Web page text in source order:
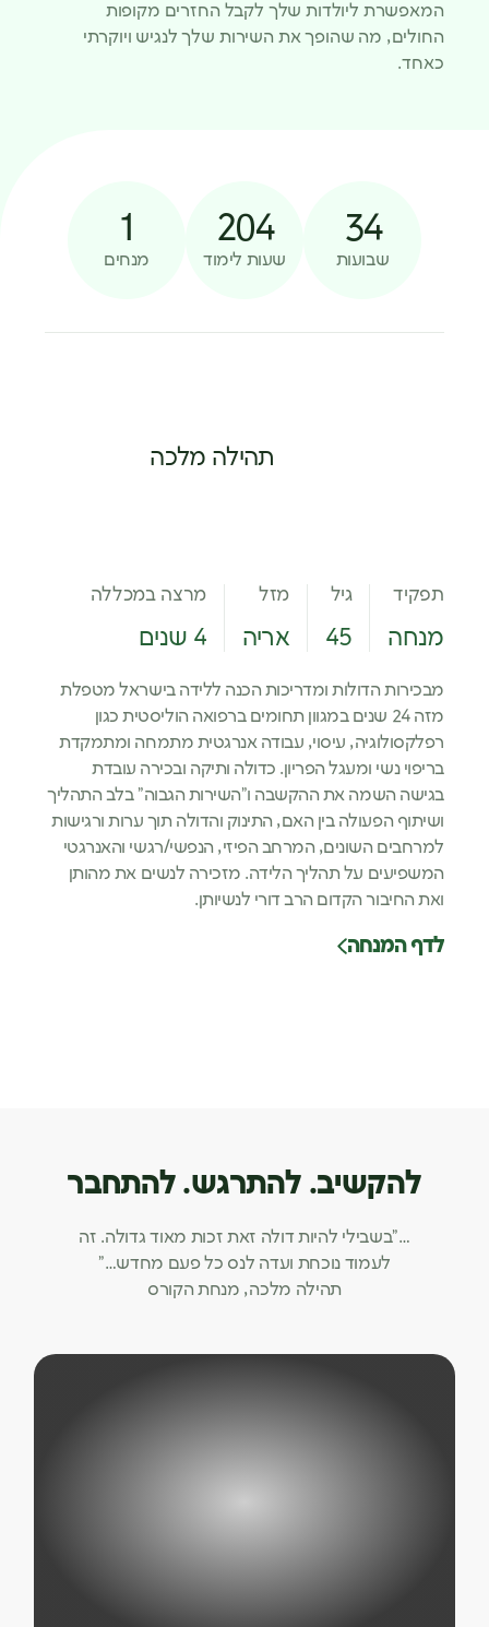
המאפשרת ליולדות שלך לקבל החזרים מקופות
החולים, מה שהופך את השירות שלך לנגיש ויוקרתי
כאחד.
34
שבועות
204
שעות לימוד
1
מנחים
תהילה מלכה
תפקיד
מנחה
גיל
45
מזל
אריה
מרצה במכללה
4 שנים
מבכירות הדולות ומדריכות הכנה ללידה בישראל מטפלת
מזה 24 שנים במגוון תחומים ברפואה הוליסטית כגון
רפלקסולוגיה, עיסוי, עבודה אנרגטית מתמחה ומתמקדת
בריפוי נשי ומעגל הפריון. כדולה ותיקה ובכירה עובדת
בגישה השמה את ההקשבה ו"השירות הגבוה" בלב התהליך
ושיתוף הפעולה בין האם, התינוק והדולה תוך ערות ורגישות
למרחבים השונים, המרחב הפיזי, הנפשי/רגשי והאנרגטי
המשפיעים על תהליך הלידה. מזכירה לנשים את מהותן
ואת החיבור הקדום הרב דורי לנשיותן.
לדף המנחה
להקשיב. להתרגש. להתחבר
…”בשבילי להיות דולה זאת זכות מאוד גדולה. זה
לעמוד נוכחת ועדה לנס כל פעם מחדש…”
תהילה מלכה, מנחת הקורס